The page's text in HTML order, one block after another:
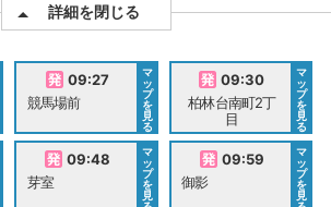
詳細を閉じる
09:27
競馬場前
マ
ッ
プ
を
見
る
09:30
柏林台南町2丁
目
マ
ッ
プ
を
見
る
09:48
芽室
マ
ッ
プ
を
見
09:59
御影
マ
ッ
プ
を
見